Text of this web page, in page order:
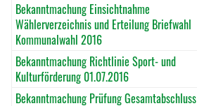
Bekanntmachung Einsichtnahme
Wählerverzeichnis und Erteilung Briefwahl
Kommunalwahl 2016
Bekanntmachung Richtlinie Sport- und
Kulturförderung 01.07.2016
Bekanntmachung Prüfung Gesamtabschluss